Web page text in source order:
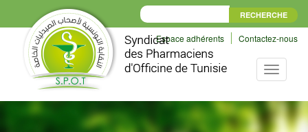
Espace adhérents Contactez-nous
Toggle